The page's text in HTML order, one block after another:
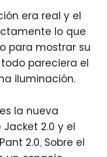
era real y el
lo que
para mostrar su
pareciera el
iluminación.
la nueva
2.0 y el
2.0. Sobre el